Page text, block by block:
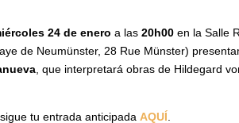
24 de eneroa las20h00en la
Abbaye de Neumünster, 28 Rue
Isabel Villanueva , que interpretará
tu entrada anticipadaAQUÍ